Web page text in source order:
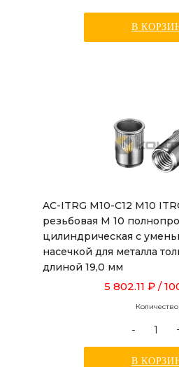
В
AC-ITRG M10-C12 M10
резьбовая М 10
цилиндрическая с
насечкой для металла
длиной 19,0 мм
5 802.11 ₽ /
Количество
-
В